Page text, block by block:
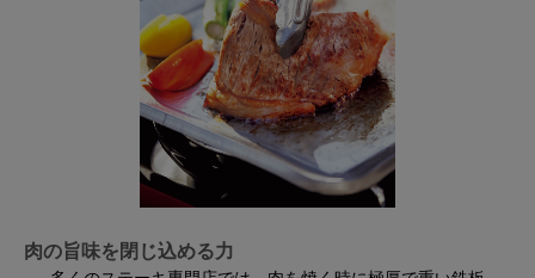
肉の旨味を閉じ込める力